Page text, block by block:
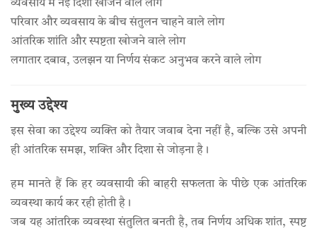
व्यवसाय में नई दिशा खोजने वाले लोग
परिवार और व्यवसाय के बीच संतुलन चाहने वाले लोग
आंतरिक शांति और स्पष्टता खोजने वाले लोग
लगातार दबाव, उलझन या निर्णय संकट अनुभव करने वाले लोग
मुख्य उद्देश्य
इस सेवा का उद्देश्य व्यक्ति को तैयार जवाब देना नहीं है, बल्कि उसे अपनी
ही आंतरिक समझ, शक्ति और दिशा से जोड़ना है।
हम मानते हैं कि हर व्यवसायी की बाहरी सफलता के पीछे एक आंतरिक
व्यवस्था कार्य कर रही होती है।
जब यह आंतरिक व्यवस्था संतुलित बनती है, तब निर्णय अधिक शांत, स्पष्ट